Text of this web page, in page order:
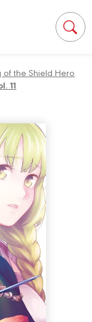
of the Shield Hero
11